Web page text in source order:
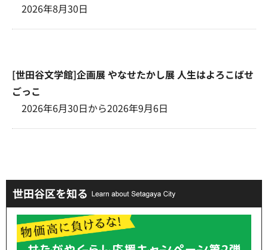
2026年8月30日
[世田谷文学館]企画展 やなせたかし展 人生はよろこばせ
ごっこ
2026年6月30日から2026年9月6日
世田谷区を知る